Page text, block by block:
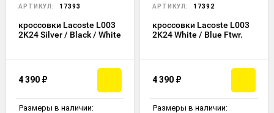
АРТИКУЛ: 17393
кроссовки Lacoste L003
2K24 Silver / Black / White
4 390 ₽
Размеры в наличии:
АРТИКУЛ: 17392
кроссовки Lacoste L003
2K24 White / Blue Ftwr.
4 390 ₽
Размеры в наличии: